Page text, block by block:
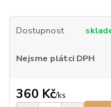
Dostupnost
Nejsme plátci DPH
360 Kč/ks